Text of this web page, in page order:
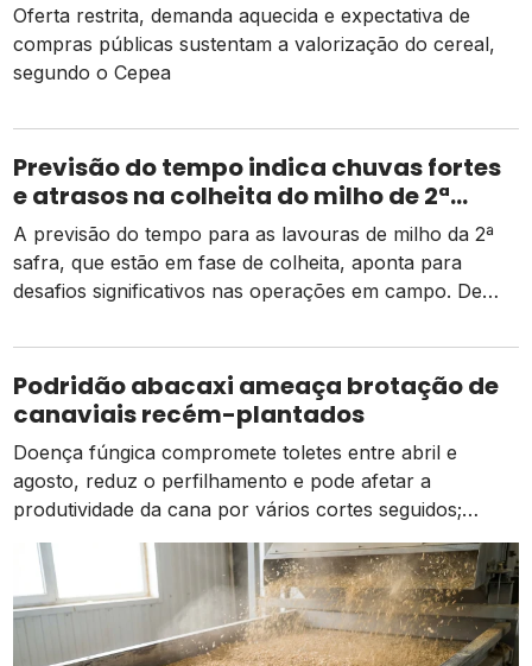
Oferta restrita, demanda aquecida e expectativa de
compras públicas sustentam a valorização do cereal,
segundo o Cepea
Previsão do tempo indica chuvas fortes
e atrasos na colheita do milho de 2ª
safra
A previsão do tempo para as lavouras de milho da 2ª
safra, que estão em fase de colheita, aponta para
desafios significativos nas operações em campo. De
em relação ao mesmo período do ano passado, mas as
atividades estão ocorrendo de forma normal em
comparação à média dos […]
Podridão abacaxi ameaça brotação de
canaviais recém-plantados
Doença fúngica compromete toletes entre abril e
agosto, reduz o perfilhamento e pode afetar a
produtividade da cana por vários cortes seguidos;
prevenção começa na escolha das mudas